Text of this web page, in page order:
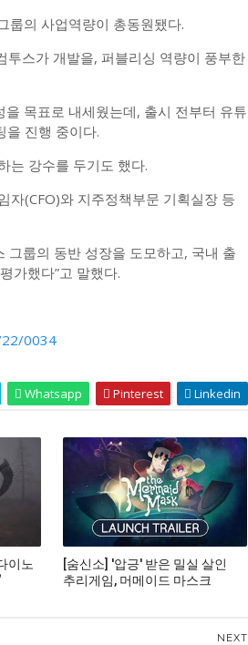
룹의 사업역량이 총동원됐다.
투스가 개발을, 퍼블리싱 역량이 풍부한
목표로 내세웠는데, 출시 전부터 유튜
을 진행 중이다.
는 강수를 두기도 했다.
자(CFO)와 지주정책부문 기획실장 등
그룹의 동반 성장을 도모하고, 국내 출
가했다”고 말했다.
0034
Whatsapp Pinterest Linkedin
이노
[숨신소] '압긍' 받은 밀실 살인
추리게임, 머메이드 마스크
NEXT